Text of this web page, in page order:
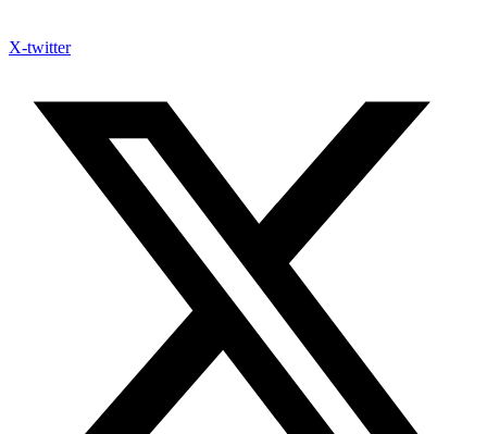
X-twitter